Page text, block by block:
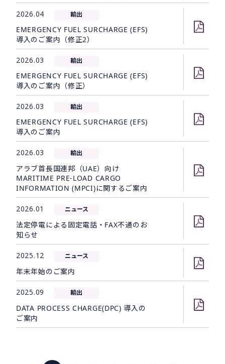
2026.04 輸出
EMERGENCY FUEL SURCHARGE (EFS)
導入のご案内（修正2）
2026.03 輸出
EMERGENCY FUEL SURCHARGE (EFS)
導入のご案内（修正）
2026.03 輸出
EMERGENCY FUEL SURCHARGE (EFS)
導入のご案内
2026.03 輸出
アラブ首長国連邦（UAE）向け
MARITIME PRE-LOAD CARGO
INFORMATION (MPCI)に関するご案内
2026.01 ニュース
法定停電による固定電話・FAX不通のお
知らせ
2025.12 ニュース
年末年始のご案内
2025.09 輸出
DATA PROCESS CHARGE(DPC) 導入の
ご案内